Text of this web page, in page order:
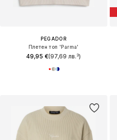
PEGADOR
Плетен топ 'Parma'
49,95 €(97,69 лв.³)